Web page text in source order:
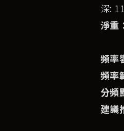
深:
淨重
頻率
頻率
分頻
建議